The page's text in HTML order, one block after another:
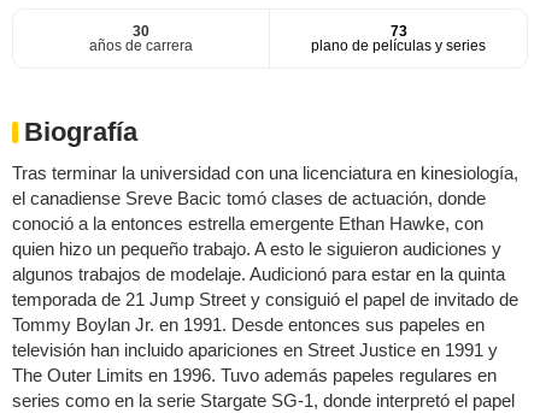
30
años de carrera
73
plano de películas y series
Biografía
Tras terminar la universidad con una licenciatura en kinesiología,
el canadiense Sreve Bacic tomó clases de actuación, donde
conoció a la entonces estrella emergente Ethan Hawke, con
quien hizo un pequeño trabajo. A esto le siguieron audiciones y
algunos trabajos de modelaje. Audicionó para estar en la quinta
temporada de 21 Jump Street y consiguió el papel de invitado de
Tommy Boylan Jr. en 1991. Desde entonces sus papeles en
televisión han incluido apariciones en Street Justice en 1991 y
The Outer Limits en 1996. Tuvo además papeles regulares en
series como en la serie Stargate SG-1, donde interpretó el papel